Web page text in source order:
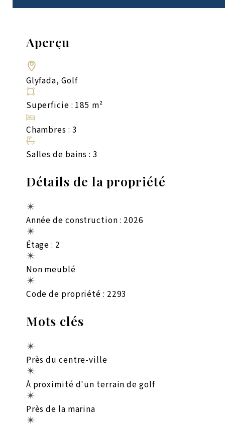
Aperçu
Glyfada, Golf
Superficie : 185 m²
Chambres : 3
Salles de bains : 3
Détails de la propriété
Année de construction : 2026
Étage : 2
Non meublé
Code de propriété : 2293
Mots clés
Près du centre-ville
À proximité d'un terrain de golf
Près de la marina